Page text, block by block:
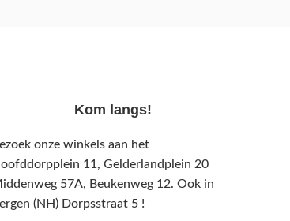
Kom langs!
onze winkels aan het
11, Gelderlandplein 20
57A, Beukenweg 12. Ook in
(NH) Dorpsstraat 5 !